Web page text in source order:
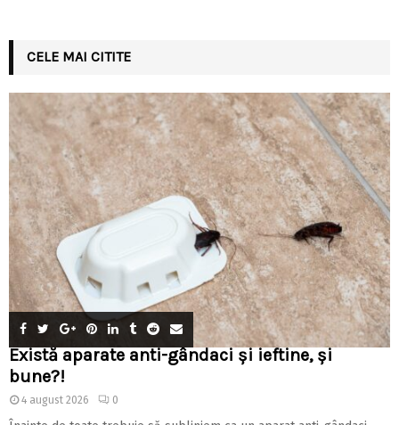
CELE MAI CITITE
Există aparate anti-gândaci și ieftine, și
bune?!
4 august 2026 0